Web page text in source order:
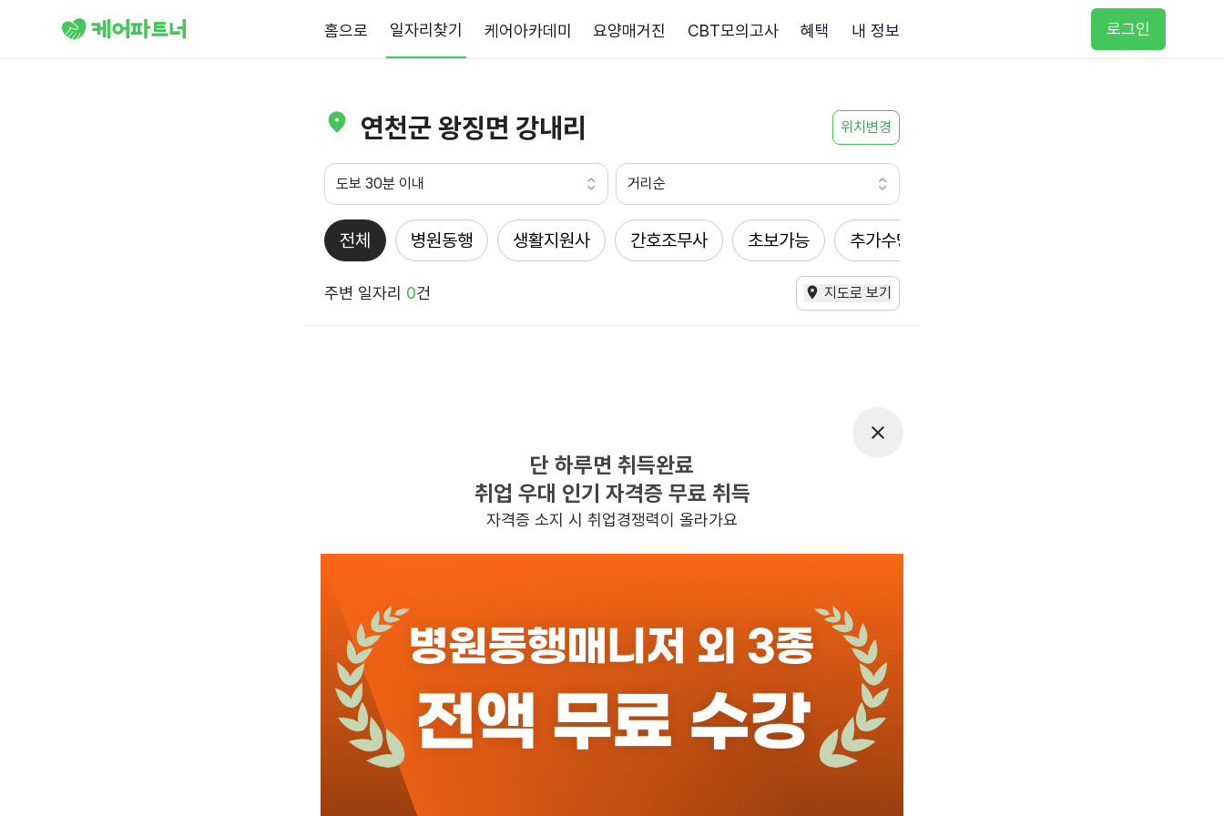
홈으로 일자리찾기 케어아카데미 요양매거진 CBT모의고사 혜택 내 정보 로그인
연천군 왕징면 강내리 위치변경
도보 30분 이내 거리순
전체 병원동행 생활지원사 간호조무사 초보가능 추가수당
주변 일자리 0건 지도로 보기
찾으시는 조건의 일자리가 없습니다
더욱더 노력하는 케어파트너가 되겠습니다.
단 하루면 취득완료
취업 우대 인기 자격증 무료 취득
자격증 소지 시 취업경쟁력이 올라가요